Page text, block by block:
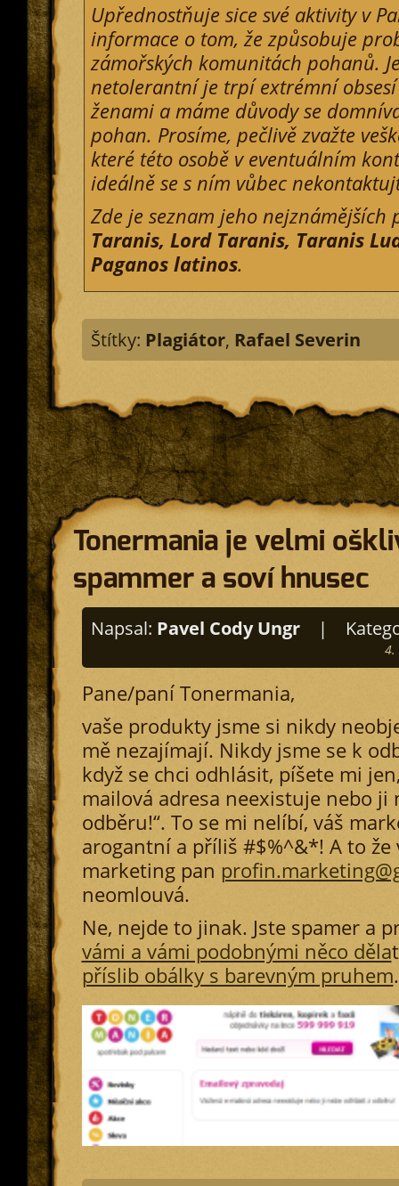
Upřednostňuje sice své aktivity v
informace o tom, že způsobuje
zámořských komunitách pohanů.
netolerantní je trpí extrémní
ženami a máme důvody se
pohan. Prosíme, pečlivě zvažte
které této osobě v eventuálním
ideálně se s ním vůbec
Zde je seznam jeho nejznámějších
Taranis, Lord Taranis, Taranis
Paganos latinos.
Štítky: Plagiátor, Rafael Severin
Tonermania je velmi
spammer a soví hnusec
Napsal: Pavel Cody Ungr |
4.
Pane/paní Tonermania,
vaše produkty jsme si nikdy
mě nezajímají. Nikdy jsme se k
když se chci odhlásit, píšete mi
mailová adresa neexistuje nebo ji
odběru!“. To se mi nelíbí, váš
arogantní a příliš #$%^&*! A to že
marketing pan
neomlouvá.
Ne, nejde to jinak. Jste spamer a
vámi a vámi podobnými něco děla
příslib obálky s barevným pruhem.